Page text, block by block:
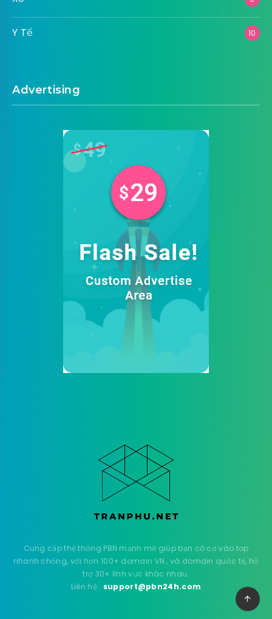
Y Tế 10
Advertising
Cung cấp thệ thống PBN mạnh mẽ giúp bạn có cơ vào top
nhanh chống, với hơn 100+ domain VN , và domain quốc tế, hỗ
trợ 30+ lĩnh vực khác nhau.
Liên hệ : support@pbn24h.com